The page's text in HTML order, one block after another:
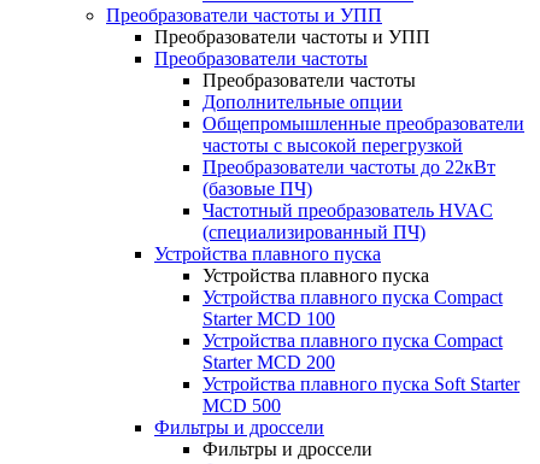
Преобразователи частоты и УПП
Преобразователи частоты и УПП
Преобразователи частоты
Преобразователи частоты
Дополнительные опции
Общепромышленные преобразователи
частоты с высокой перегрузкой
Преобразователи частоты до 22кВт
(базовые ПЧ)
Частотный преобразователь HVAC
(специализированный ПЧ)
Устройства плавного пуска
Устройства плавного пуска
Устройства плавного пуска Compact
Starter MCD 100
Устройства плавного пуска Compact
Starter MCD 200
Устройства плавного пуска Soft Starter
MCD 500
Фильтры и дроссели
Фильтры и дроссели